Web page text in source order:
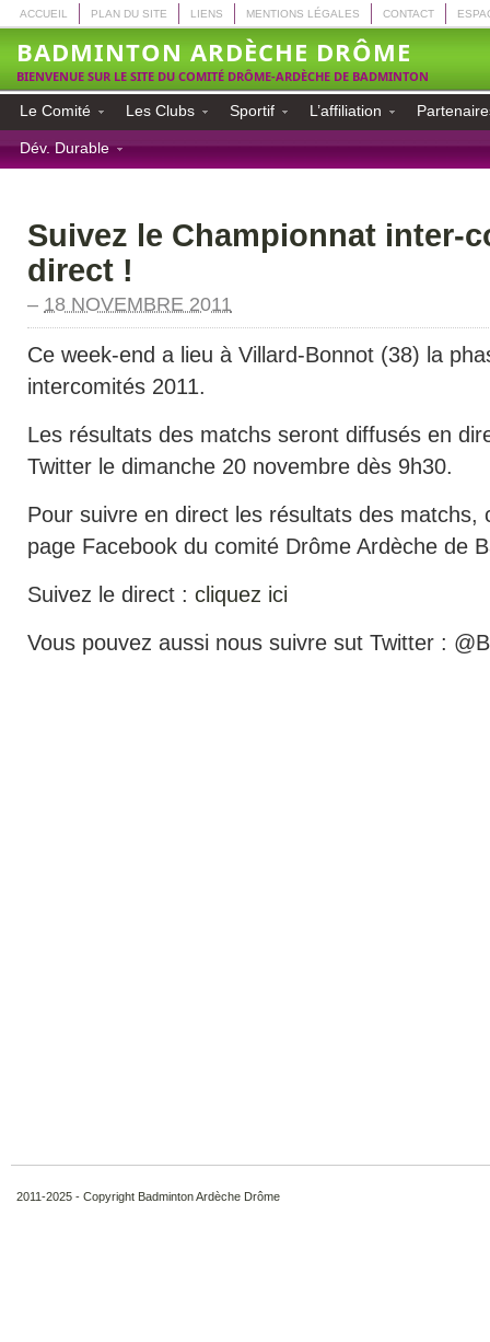
ACCUEIL PLAN DU SITE LIENS MENTIONS LÉGALES CONTACT
BADMINTON ARDÈCHE DRÔME
BIENVENUE SUR LE SITE DU COMITÉ DRÔME-ARDÈCHE DE BADMINTON
Le Comité Les Clubs Sportif L’affiliation
Dév. Durable
Suivez le Championnat inter-
direct !
– 18 NOVEMBRE 2011
Ce week-end a lieu à Villard-Bonnot (38) la
intercomités 2011.
Les résultats des matchs seront diffusés en
Twitter le dimanche 20 novembre dès 9h30.
Pour suivre en direct les résultats des matchs,
page Facebook du comité Drôme Ardèche de
Suivez le direct : cliquez ici
Vous pouvez aussi nous suivre sut Twitter :
2011-2025 - Copyright Badminton Ardèche Drôme